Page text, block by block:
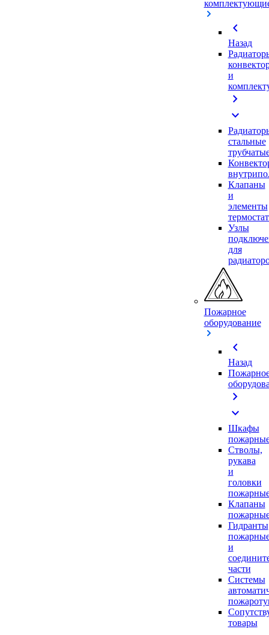
chevron_left
Назад
и
chevron_right
expand_more
стальные
Клапаны
и
элементы
Узлы
для
Пожарное
оборудование
chevron_left
Назад
chevron_right
expand_more
Шкафы
Стволы,
рукава
и
головки
Клапаны
Гидранты
и
части
Системы
товары